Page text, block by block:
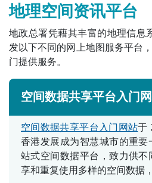
地理空间资讯平台
地政总署凭藉其丰富的地理信息
发以下不同的网上地图服务平台
门提供服务。
空间数据共享平台入门
空间数据共享平台入门网站于
香港发展成为智慧城市的重
站式空间数据平台，致力供
享和重复使用多样的空间数据